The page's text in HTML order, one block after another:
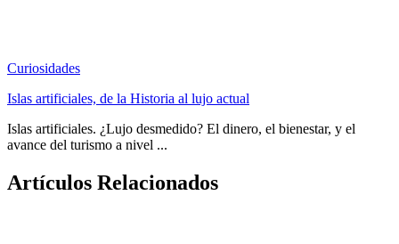
Curiosidades
Islas artificiales, de la Historia al lujo actual
Islas artificiales. ¿Lujo desmedido? El dinero, el bienestar, y el
avance del turismo a nivel ...
Artículos Relacionados